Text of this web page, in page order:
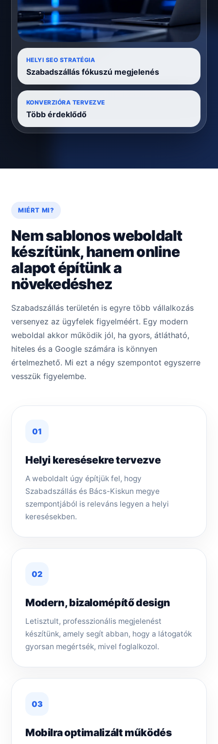
HELYI SEO STRATÉGIA
Szabadszállás fókuszú megjelenés
KONVERZIÓRA TERVEZVE
Több érdeklődő
MIÉRT MI?
Nem sablonos weboldalt
készítünk, hanem online
alapot építünk a
növekedéshez
Szabadszállás területén is egyre több vállalkozás
versenyez az ügyfelek figyelméért. Egy modern
weboldal akkor működik jól, ha gyors, átlátható,
hiteles és a Google számára is könnyen
értelmezhető. Mi ezt a négy szempontot egyszerre
vesszük figyelembe.
01
Helyi keresésekre tervezve
A weboldalt úgy építjük fel, hogy
Szabadszállás és Bács-Kiskun megye
szempontjából is releváns legyen a helyi
keresésekben.
02
Modern, bizalomépítő design
Letisztult, professzionális megjelenést
készítünk, amely segít abban, hogy a látogatók
gyorsan megértsék, mivel foglalkozol.
03
Mobilra optimalizált működés